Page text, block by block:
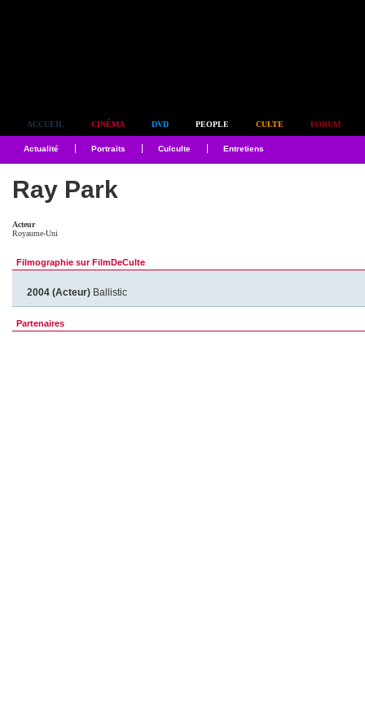
ACCUEIL CINÉMA DVD PEOPLE CULTE FORUM
Actualité Portraits Culculte Entretiens
Ray Park
Acteur
Royaume-Uni
Filmographie sur FilmDeCulte
2004 (Acteur) Ballistic
Partenaires